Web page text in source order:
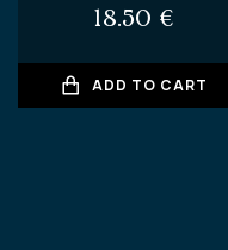
18.50 €
ADD TO CART